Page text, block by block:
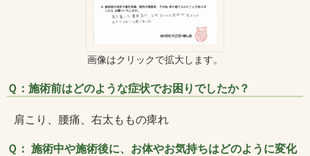
画像はクリックで拡大します。
Ｑ：施術前はどのような症状でお困りでしたか？
肩こり、腰痛、右太ももの痺れ
Ｑ： 施術中や施術後に、お体やお気持ちはどのように変化